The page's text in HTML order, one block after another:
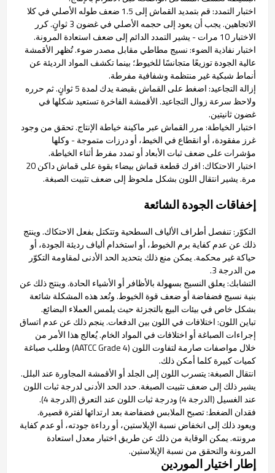
اختبار التمدد: قم بتمديد القماش إلى 1.5 ضعف طوله الأصلي في كلا
الاتجاهين. يجب أن يعود إلى حجمه الأصلي في غضون 3 ثوانٍ. كرر
الاختبار 10 مرات - يشير التمدد الدائم إلى ضعف استعادة المرونة.
اختبار نفاذية الضوء: نسيج مطاطي مقابل مصدر ضوء. تُظهر الأقمشة
عالية الجودة توزيعًا متجانسًا للخيوط؛ بينما تكشف المواد الرديئة عن
أنماط شبكية غير منتظمة وشفافية مفرطة.
إزالة التجاعيد: اضغط على القماش بقبضة يدك لمدة 5 ثوانٍ. ثم حرره
ولاحظ سرعة زوال التجاعيد. الأقمشة الفاخرة تستعيد شكلها في
غضون ثانيتين.
اختبار الخياطة: مرر القماش عبر ماكينة خياطة الإنتاج. تحقق من وجود
غرز مفقودة، أو انقطاع في الخيط، أو درزات متموجة - وكلها
مؤشرات على ضعف ثبات الأبعاد أو تمدد مفرط أثناء الخياطة.
اختبار الاحتكاك: افرك قطعة قماش بيضاء بقوة على قماش داكن 20
مرة. يشير انتقال اللون بشكل ملحوظ إلى ضعف تثبيت الصبغة.
إخفاقات الجودة الشائعة
التكوّر: تنفصل أطراف الألياف السطحية وتتكتل بفعل الاحتكاك. وينتج
ذلك عن عدم كفاية برم الخيوط، أو استخدام ألياف رديئة الجودة، أو
حياكة غير محكمة. يمكن منع ذلك بتحديد الحد الأدنى لمقاومة التكوّر
من الدرجة 3.
التشابك: يعلق النسيج بسهولة بالأظافر أو الأشياء الحادة. وينتج ذلك عن
بنية نسيج فضفاضة أو ضعف قوة الخيوط. وتُعد هذه المشكلة شائعة
بشكل خاص في بيئات البيع بالتجزئة حيث يلمس العملاء البضائع.
تباين اللون: اختلافات في اللون بين الدفعات. ينجم ذلك عن عدم اتساق
إجراءات الصباغة أو اختلافات في المواد الخام. يُعالج هذا الأمر من
خلال مواصفات صارمة لتفاوت اللون (AATCC Grade 4) وطلب صباغة
كميات كبيرة كلما أمكن ذلك.
انتقال الصبغة: يتسرب اللون إلى الجلد أو الأقمشة المجاورة عند البلل.
يشير ذلك إلى ضعف تثبيت الصبغة. حدد الحد الأدنى لدرجة ثبات اللون
عند الغسيل (الدرجة 4) ودرجة ثبات اللون عند التعرق (الدرجة 4).
فقدان الضغط: تصبح الملابس فضفاضة بعد ارتدائها لفترة قصيرة.
ويعود ذلك إلى انخفاض نسبة الإيلاستين، أو رداءة جودته، أو عدم كفاية
مرونته. يمكن الوقاية من ذلك عن طريق اختبار معدل استعادة
المرونة والتحقق من نسبة الإيلاستين.
إطار اختيار الموردين